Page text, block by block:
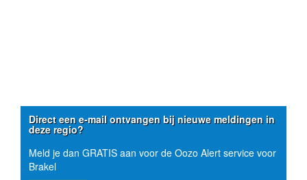
Direct een e-mail ontvangen bij nieuwe meldingen in
deze regio?
Meld je dan GRATIS aan voor de Oozo Alert service voor
Brakel